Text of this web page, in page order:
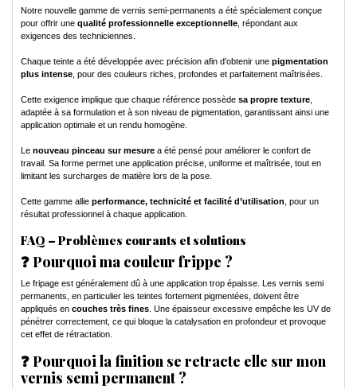
Notre nouvelle gamme de vernis semi-permanents a été spécialement conçue
pour offrir une qualité professionnelle exceptionnelle, répondant aux
exigences des techniciennes.
Chaque teinte a été développée avec précision afin d’obtenir une pigmentation
plus intense, pour des couleurs riches, profondes et parfaitement maîtrisées.
Cette exigence implique que chaque référence possède sa propre texture,
adaptée à sa formulation et à son niveau de pigmentation, garantissant ainsi une
application optimale et un rendu homogène.
Le nouveau pinceau sur mesure a été pensé pour améliorer le confort de
travail. Sa forme permet une application précise, uniforme et maîtrisée, tout en
limitant les surcharges de matière lors de la pose.
Cette gamme allie performance, technicité et facilité d’utilisation, pour un
résultat professionnel à chaque application.
FAQ – Problèmes courants et solutions
❓ Pourquoi ma couleur frippe ?
Le fripage est généralement dû à une application trop épaisse. Les vernis semi
permanents, en particulier les teintes fortement pigmentées, doivent être
appliqués en couches très fines. Une épaisseur excessive empêche les UV de
pénétrer correctement, ce qui bloque la catalysation en profondeur et provoque
cet effet de rétractation.
❓ Pourquoi la finition se retracte elle sur mon
vernis semi permanent ?